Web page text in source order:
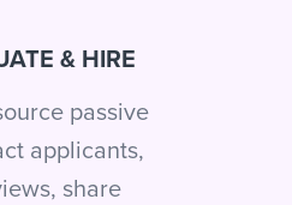
& HIRE
passive
applicants,
share